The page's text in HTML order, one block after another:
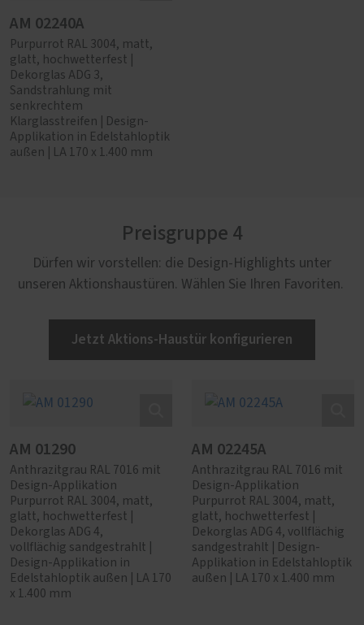
AM 02240A
Purpurrot RAL 3004, matt,
glatt, hochwetterfest |
Dekorglas ADG 3,
Sandstrahlung mit
senkrechtem
Klarglasstreifen | Design-
Applikation in Edelstahloptik
außen | LA 170 x 1.400 mm
Preisgruppe 4
Dürfen wir vorstellen: die Design-Highlights unter
unseren Aktionshaustüren. Wählen Sie Ihren Favoriten.
Jetzt Aktions-Haustür konfigurieren
AM 01290
Anthrazitgrau RAL 7016 mit
Design-Applikation
Purpurrot RAL 3004, matt,
glatt, hochwetterfest |
Dekorglas ADG 4,
vollflächig sandgestrahlt |
Design-Applikation in
Edelstahloptik außen | LA 170
x 1.400 mm
AM 02245A
Anthrazitgrau RAL 7016 mit
Design-Applikation
Purpurrot RAL 3004, matt,
glatt, hochwetterfest |
Dekorglas ADG 4, vollflächig
sandgestrahlt | Design-
Applikation in Edelstahloptik
außen | LA 170 x 1.400 mm